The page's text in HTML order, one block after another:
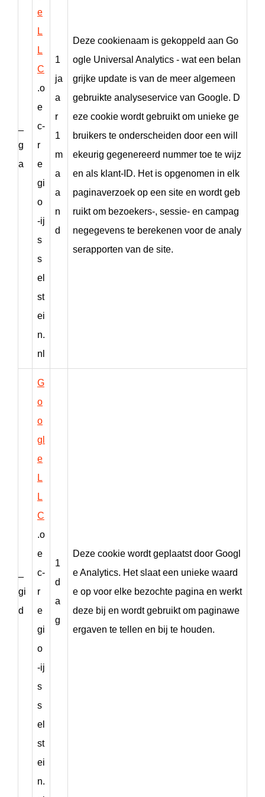
g
a
e
L
L
C
.o
e
c-
r
e
gi
o
-ij
s
s
el
st
ei
n.
nl
1
ja
a
r
1
m
a
a
n
d
Deze cookienaam is gekoppeld aan Go
ogle Universal Analytics - wat een belan
grijke update is van de meer algemeen
gebruikte analyseservice van Google. D
eze cookie wordt gebruikt om unieke ge
bruikers te onderscheiden door een will
ekeurig gegenereerd nummer toe te wijz
en als klant-ID. Het is opgenomen in elk
paginaverzoek op een site en wordt geb
ruikt om bezoekers-, sessie- en campag
negegevens te berekenen voor de analy
serapporten van de site.
gi
d
G
o
o
gl
e
L
L
C
.o
e
c-
r
e
gi
o
-ij
s
s
el
st
ei
n.
1
d
a
g
Deze cookie wordt geplaatst door Googl
e Analytics. Het slaat een unieke waard
e op voor elke bezochte pagina en werkt
deze bij en wordt gebruikt om paginawe
ergaven te tellen en bij te houden.